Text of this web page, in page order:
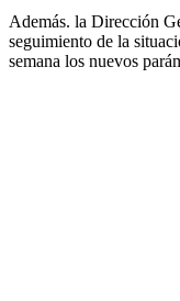
Además. la Dirección
seguimiento de la
semana los nuevos